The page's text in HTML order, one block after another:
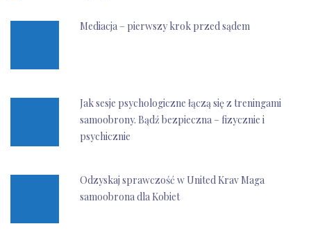
Mediacja – pierwszy krok przed sądem
Jak sesje psychologiczne łączą się z treningami
samoobrony. Bądź bezpieczna – fizycznie i
psychicznie
Odzyskaj sprawczość w United Krav Maga
samoobrona dla Kobiet